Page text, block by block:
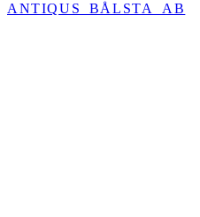
ANTIQUS_BÅLSTA_AB